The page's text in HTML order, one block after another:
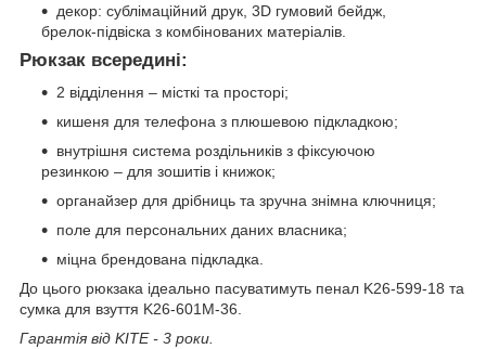
декор: сублімаційний друк, 3D гумовий бейдж,
брелок-підвіска з комбінованих матеріалів.
Рюкзак всередині:
2 відділення – місткі та просторі;
кишеня для телефона з плюшевою підкладкою;
внутрішня система роздільників з фіксуючою
резинкою – для зошитів і книжок;
органайзер для дрібниць та зручна знімна ключниця;
поле для персональних даних власника;
міцна брендована підкладка.
До цього рюкзака ідеально пасуватимуть пенал K26-599-18 та
сумка для взуття K26-601M-36.
Гарантія від KITE - 3 роки.